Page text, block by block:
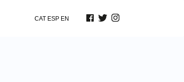
CAT ESP EN